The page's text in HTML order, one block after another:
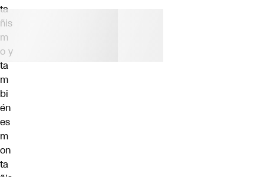
ta
ñis
m
o y
ta
m
bi
én
es
m
on
ta